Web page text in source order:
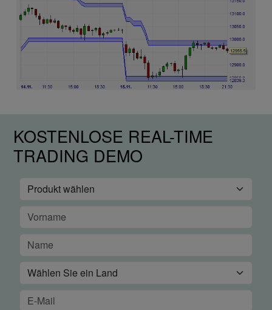
KOSTENLOSE REAL-TIME
TRADING DEMO